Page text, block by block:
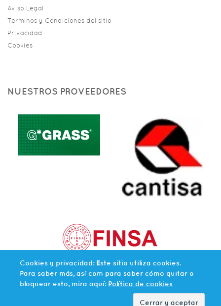
Aviso Legal
Terminos y Condiciones del sitio
Privacidad
Cookies
NUESTROS PROVEEDORES
© 2026 AGLOVAL. TODOS LOS
Cookies y privacidad: Este sitio utiliza cookies.
Para saber más, así com para saber cómo quitar o
bloquear esto, mira aquí: Política de cookies